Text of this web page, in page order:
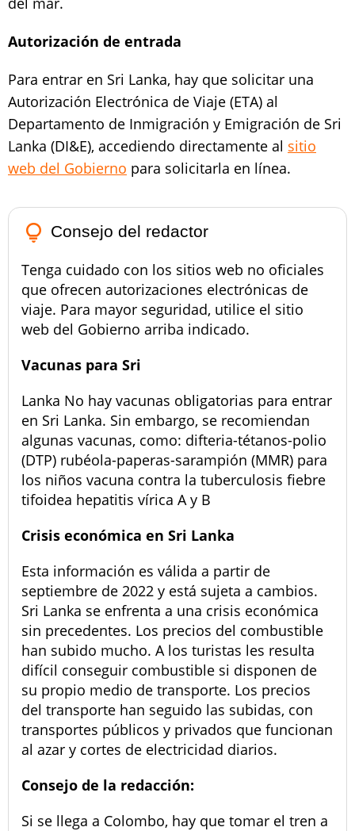
Autorización de entrada
Para entrar en Sri Lanka, hay que solicitar una
Autorización Electrónica de Viaje (ETA) al
Departamento de Inmigración y Emigración de Sri
Lanka (DI&E), accediendo directamente al sitio
web del Gobierno para solicitarla en línea.
lightbulb_outline Consejo del redactor
Tenga cuidado con los sitios web no oficiales
que ofrecen autorizaciones electrónicas de
viaje. Para mayor seguridad, utilice el sitio
web del Gobierno arriba indicado.
Vacunas para Sri
Lanka No hay vacunas obligatorias para entrar
en Sri Lanka. Sin embargo, se recomiendan
algunas vacunas, como: difteria-tétanos-polio
(DTP) rubéola-paperas-sarampión (MMR) para
los niños vacuna contra la tuberculosis fiebre
tifoidea hepatitis vírica A y B
Crisis económica en Sri Lanka
Esta información es válida a partir de
septiembre de 2022 y está sujeta a cambios.
Sri Lanka se enfrenta a una crisis económica
sin precedentes. Los precios del combustible
han subido mucho. A los turistas les resulta
difícil conseguir combustible si disponen de
su propio medio de transporte. Los precios
del transporte han seguido las subidas, con
transportes públicos y privados que funcionan
al azar y cortes de electricidad diarios.
Consejo de la redacción:
Si se llega a Colombo, hay que tomar el tren a